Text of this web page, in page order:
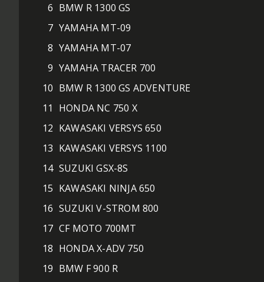
6 BMW R 1300 GS
7 YAMAHA MT-09
8 YAMAHA MT-07
9 YAMAHA TRACER 700
10 BMW R 1300 GS ADVENTURE
11
HONDA NC 750 X
12 KAWASAKI VERSYS 650
13 KAWASAKI VERSYS 1100
14 SUZUKI GSX-8S
15 KAWASAKI NINJA 650
16 SUZUKI V-STROM 800
17 CF MOTO 700MT
18 HONDA X-ADV 750
19 BMW F 900 R